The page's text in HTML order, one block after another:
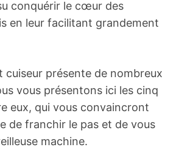
conquérir le cœur des
en leur facilitant grandement
cuiseur présente de nombreux
vous présentons ici les cinq
eux, qui vous convaincront
de franchir le pas et de vous
machine.